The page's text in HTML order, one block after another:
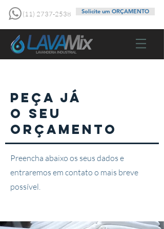
(11) 2737-2538 Solicite um ORÇAMENTO
PEÇA JÁ
O SEU
Orçamento
Preencha abaixo os seus dados e
entraremos em contato o mais breve
possível.